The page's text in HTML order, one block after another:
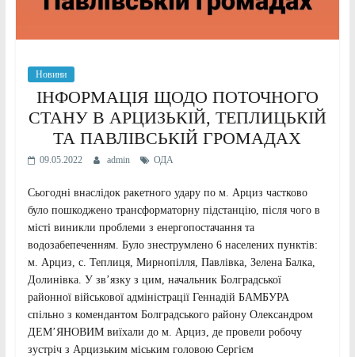
Новини
ІНФОРМАЦІЯ ЩОДО ПОТОЧНОГО
СТАНУ В АРЦИЗЬКІЙ, ТЕПЛИЦЬКІЙ
ТА ПАВЛІВСЬКІЙ ГРОМАДАХ
09.05.2022 admin ОДА
Сьогодні внаслідок ракетного удару по м. Арциз частково
було пошкоджено трансформаторну підстанцію, після чого в
місті виникли проблеми з енергопостачання та
водозабепеченням. Було знеструмлено 6 населених пунктів:
м. Арциз, с. Теплиця, Мирнопілля, Павлівка, Зелена Балка,
Долинівка. У зв’язку з цим, начальник Болградської
районної військової адміністрації Геннадій БАМБУРА
спільно з комендантом Болградського району Олександром
ДЕМ’ЯНОВИМ виїхали до м. Арциз, де провели робочу
зустріч з Арцизьким міським головою Сергієм